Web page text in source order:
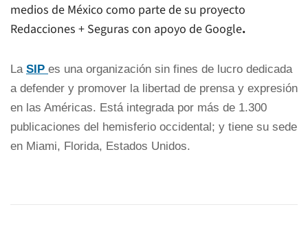
medios de México como parte de su proyecto
Redacciones + Seguras con apoyo de Google.
La SIP es una organización sin fines de lucro dedicada
a defender y promover la libertad de prensa y expresión
en las Américas. Está integrada por más de 1.300
publicaciones del hemisferio occidental; y tiene su sede
en Miami, Florida, Estados Unidos.